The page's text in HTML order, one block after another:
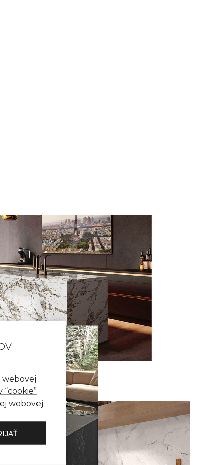
webovej
.
webovej